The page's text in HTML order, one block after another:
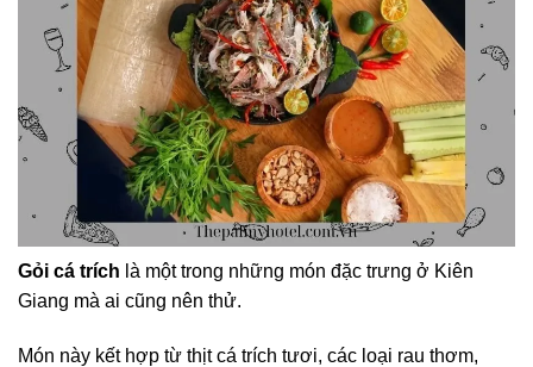
Gỏi cá trích là một trong những món đặc trưng ở Kiên
Giang mà ai cũng nên thử.
Món này kết hợp từ thịt cá trích tươi, các loại rau thơm,